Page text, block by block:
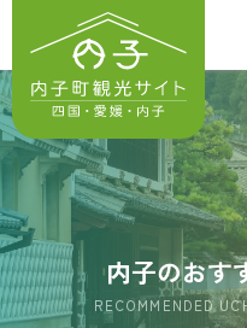
内子のおす
RECOMMENDED